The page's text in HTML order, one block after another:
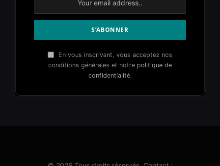
En vous inscrivant, vous acceptez nos
conditions générales et notre politique de
confidentialité.